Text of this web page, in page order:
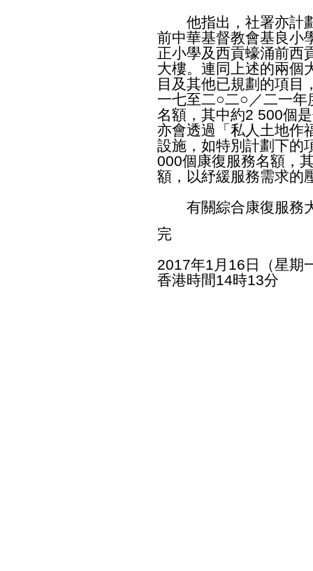
他指出，社署亦計劃
前中華基督教會基良小
正小學及西貢蠔涌前西
大樓。連同上述的兩個
目及其他已規劃的項目
一七至二○二○／二一
名額，其中約2 500個
亦會透過「私人土地作
設施，如特別計劃下的
000個康復服務名額，
額，以紓緩服務需求的
有關綜合康復服務
完
2017年1月16日（星期
香港時間14時13分